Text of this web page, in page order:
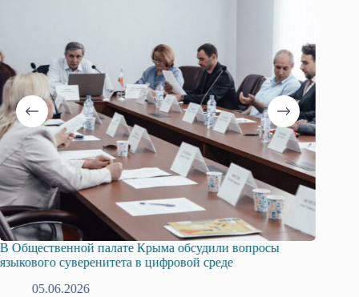
В Общественной палате Крыма обсудили вопросы
языкового суверенитета в цифровой среде
05.06.2026